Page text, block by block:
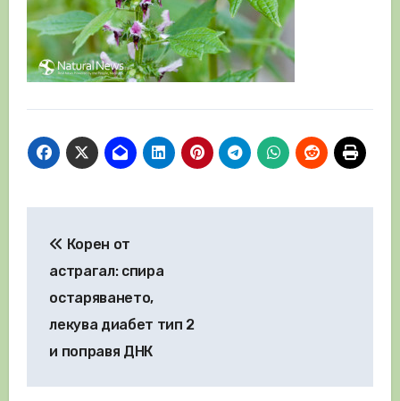
Корен от
астрагал: спира
остаряването,
лекува диабет тип 2
и поправя ДНК